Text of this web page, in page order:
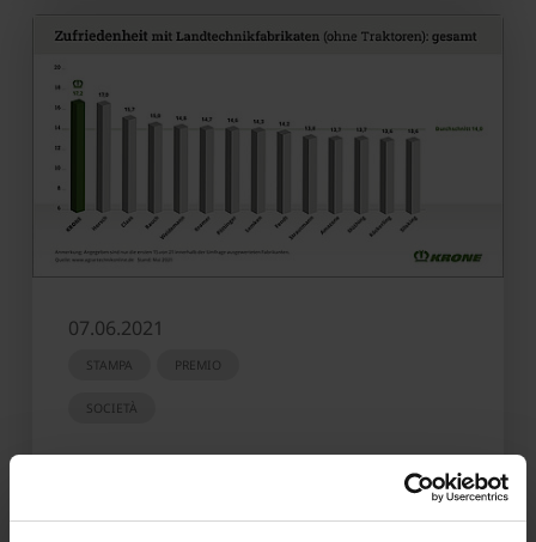
07.06.2021
STAMPA PREMIO
SOCIETÀ
KRONE nuovamente al primo posto:
specializzati tedeschi